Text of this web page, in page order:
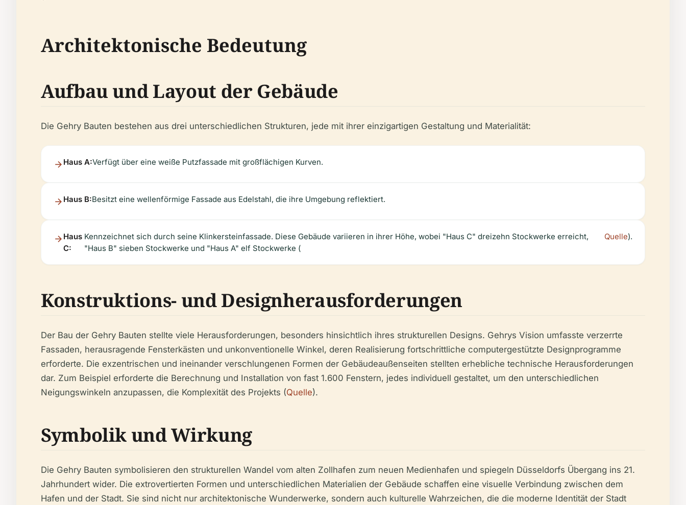
Architektonische Bedeutung
Aufbau und Layout der Gebäude
Die Gehry Bauten bestehen aus drei unterschiedlichen Strukturen, jede mit ihrer einzigartigen Gestaltung und Materialität:
Haus A:Verfügt über eine weiße Putzfassade mit großflächigen Kurven.
Haus B:Besitzt eine wellenförmige Fassade aus Edelstahl, die ihre Umgebung reflektiert.
Haus
C:
Kennzeichnet sich durch seine Klinkersteinfassade. Diese Gebäude variieren in ihrer Höhe, wobei "Haus C" dreizehn Stockwerke erreicht,
"Haus B" sieben Stockwerke und "Haus A" elf Stockwerke (
Quelle).
Konstruktions- und Designherausforderungen
Der Bau der Gehry Bauten stellte viele Herausforderungen, besonders hinsichtlich ihres strukturellen Designs. Gehrys Vision umfasste verzerrte
Fassaden, herausragende Fensterkästen und unkonventionelle Winkel, deren Realisierung fortschrittliche computergestützte Designprogramme
erforderte. Die exzentrischen und ineinander verschlungenen Formen der Gebäudeaußenseiten stellten erhebliche technische Herausforderungen
dar. Zum Beispiel erforderte die Berechnung und Installation von fast 1.600 Fenstern, jedes individuell gestaltet, um den unterschiedlichen
Neigungswinkeln anzupassen, die Komplexität des Projekts (Quelle).
Symbolik und Wirkung
Die Gehry Bauten symbolisieren den strukturellen Wandel vom alten Zollhafen zum neuen Medienhafen und spiegeln Düsseldorfs Übergang ins 21.
Jahrhundert wider. Die extrovertierten Formen und unterschiedlichen Materialien der Gebäude schaffen eine visuelle Verbindung zwischen dem
Hafen und der Stadt. Sie sind nicht nur architektonische Wunderwerke, sondern auch kulturelle Wahrzeichen, die die moderne Identität der Stadt